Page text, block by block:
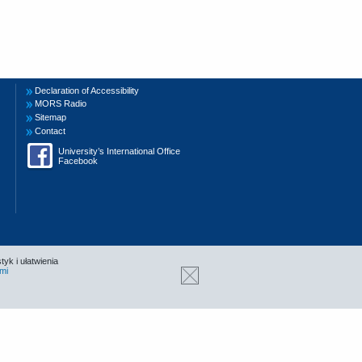
Declaration of Accessibility
MORS Radio
Sitemap
Contact
University’s International Office
Facebook
i ułatwienia